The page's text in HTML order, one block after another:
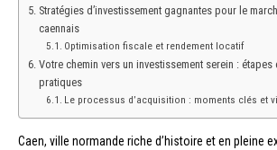
Stratégies d’investissement gagnantes pour le
caennais
Optimisation fiscale et rendement locatif
Votre chemin vers un investissement serein : étapes
pratiques
Le processus d’acquisition : moments clés et
Caen, ville normande riche d’histoire et en pleine